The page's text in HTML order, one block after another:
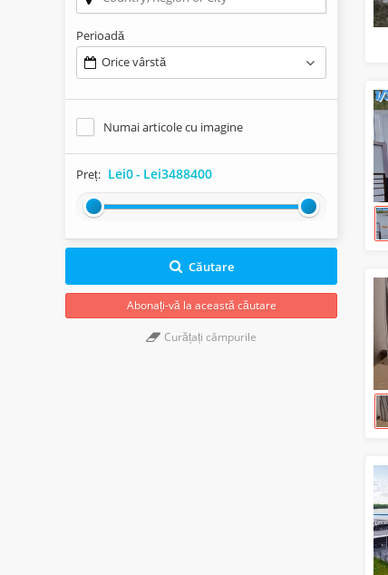
Perioadă
Orice vârstă
Numai articole cu imagine
Preț: Lei0- Lei3488400
Căutare
Abonați-vă la această căutare
Curățați câmpurile